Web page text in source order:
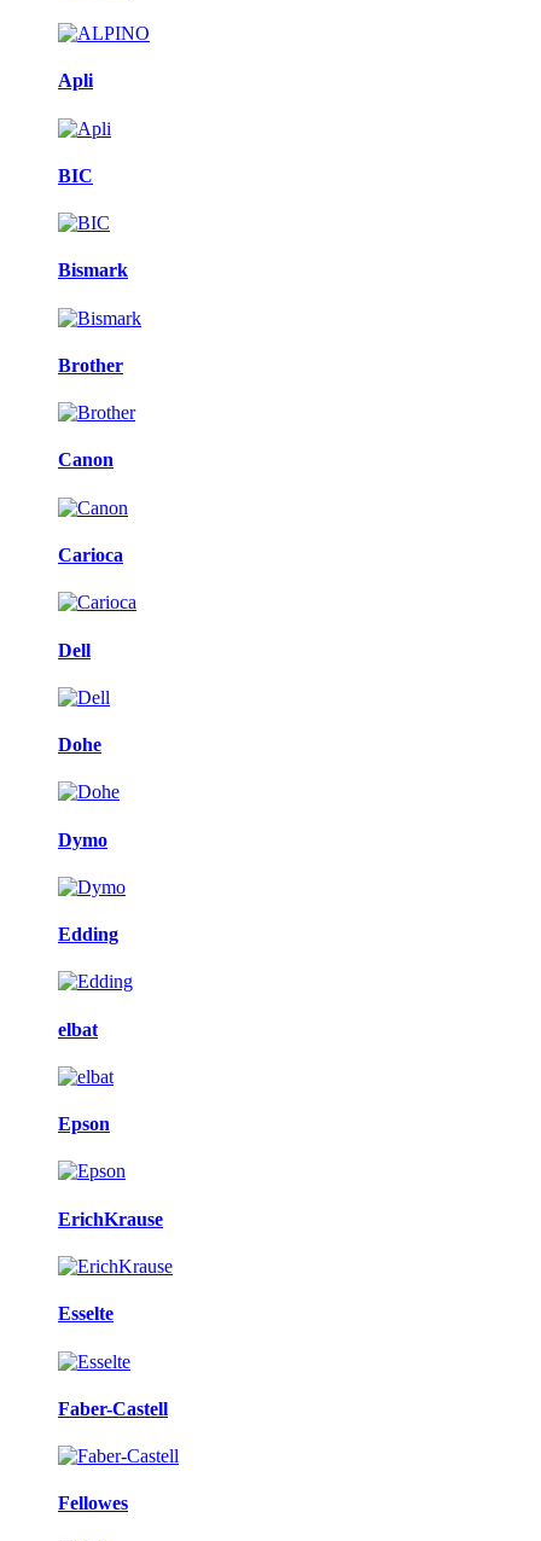
Apli
BIC
Bismark
Brother
Canon
Carioca
Dell
Dohe
Dymo
Edding
elbat
Epson
ErichKrause
Esselte
Faber-Castell
Fellowes